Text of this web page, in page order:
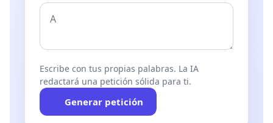
Roba
Teresa
Rodríguez-
Rubio
Diputada Adelante Andalucía
Parlamento de Andalucía
Escribe con tus propias palabras. La IA
redactará una petición sólida para ti.
Generar petición